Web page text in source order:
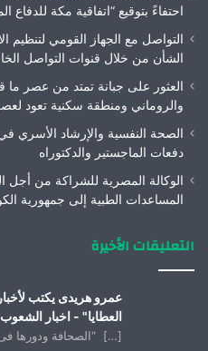
احتفاءً بتوقيع “اتفاقية مكة للدفاع
التواصل مع الجهاز القومي لتنظيم
الشأن من خلال قنوات التواصل
العثور على جبانة تمتد من عصر ما
والروماني ومنطقة سكنية تعود لعصر
الصحة النفسية والإرشاد الأسري
دفعات الماجستير والدكتوراه
الوكالة المصرية للشراكة من أجل
المساعدات الطبية إلى جمهورية
التعليقات الأخيرة
عمرو هريدى يكتب
العطايا" - اخبار الشعوب
[…] “الصحافة ودورها